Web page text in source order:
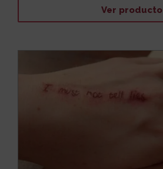
Ver producto